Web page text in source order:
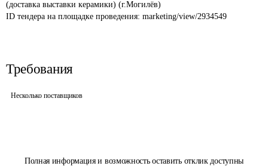
Полная информация и возможность оставить отклик доступны
(доставка выставки керамики) (г.Могилёв)
ID тендера на площадке проведения: marketing/view/2934549
Требования
Несколько поставщиков